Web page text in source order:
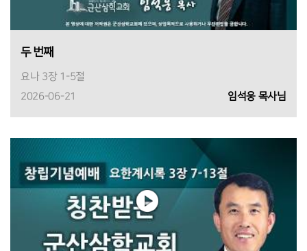
두 번째
요나 3장 1-5절
2026-06-21
임석웅 목사님